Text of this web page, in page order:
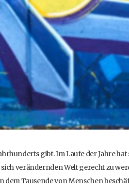
gibt. Im Laufe der Jahre hat
verändernden Welt gerecht zu
Tausende von Menschen